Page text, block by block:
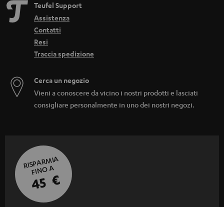
Teufel Support
Assistenza
Contatti
Resi
Traccia spedizione
Cerca un negozio
Vieni a conoscere da vicino i nostri prodotti e lasciati
consigliare personalmente in uno dei nostri negozi.
RISPARMIA
FINO A
45 €